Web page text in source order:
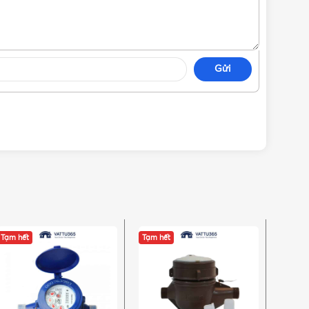
Gửi
Tạm hết Tạm hết